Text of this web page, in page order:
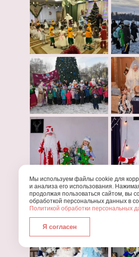
Мы используем файлы cookie для
и анализа его использования.
продолжая пользоваться сайтом, вы
обработкой персональных данных в
Политикой обработки персональных
Я согласен